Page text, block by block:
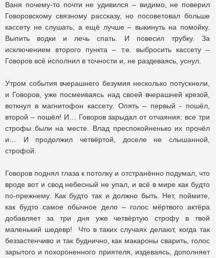
Ваня почему-то почти не удивился – видимо, не поверил
Говоровскому связному рассказу, но посоветовал больше
кассету не слушать, а ещё лучше – выкинуть на помойку.
Выпить водки и лечь спать. И повесил трубку. За
исключением второго пункта – т.е. выбросить кассету –
Говоров всё исполнил в точности и, не раздеваясь, уснул.
Утром события вчерашнего безумия несколько потускнели,
и Говоров, уже посмеиваясь над своей вчерашней крезой,
воткнул в магнитофон кассету. Опять – первый - пошёл,
второй – пошёл! И… Говоров зарыдал от отчаяния: все три
строфы были на месте. Влад преспокойненько их прочёл
и… И продолжил четвёртой, доселе не слышанной,
строфой.
Говоров поднял глаза к потолку и отстранённо подумал, что
вроде вот и свод небесный не упал, и всё в мире как будто
по-прежнему. Как будто так и должно быть. Нет, поймите,
как будто самое обычное дело – голос мёртвого актёра
добавляет за три дня уже четвёртую строфу в твой
маленький шедевр! Что в таких случаях делают, когда так
беззастенчиво и так буднично, как макароны сварить, голос
зарытого и похороненного приятеля, издеваясь, дополняет